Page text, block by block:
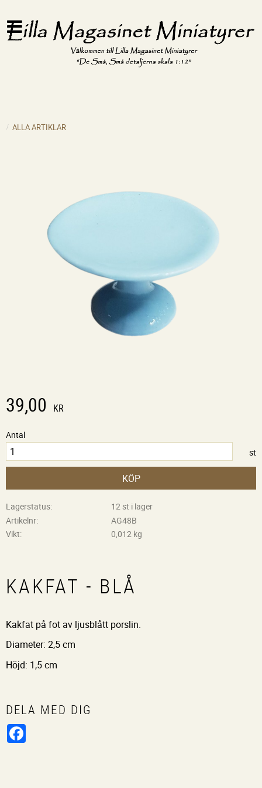
ALLA ARTIKLAR
39,00 KR
Antal
st
KÖP
Lagerstatus
12 st i lager
Artikelnr
AG48B
Vikt
0,012 kg
KAKFAT - BLÅ
Kakfat på fot av ljusblått porslin.
Diameter: 2,5 cm
Höjd: 1,5 cm
DELA MED DIG